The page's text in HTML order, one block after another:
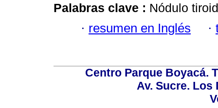
Palabras clave : Nódulo
· resumen en Inglés ·
Centro Parque Boyacá.
Av. Sucre. Los